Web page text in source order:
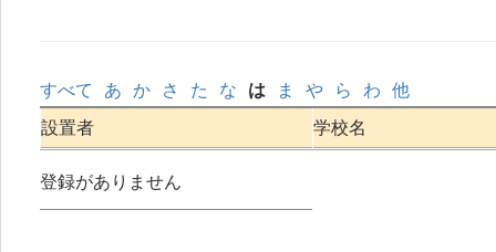
すべて あ か さ た な は ま や ら わ
他
設置者
学校名
登録がありません